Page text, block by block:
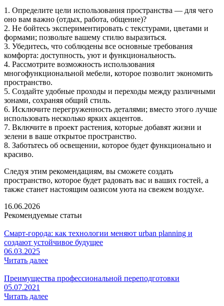
1. Определите цели использования пространства — для чего
оно вам важно (отдых, работа, общение)?
2. Не бойтесь экспериментировать с текстурами, цветами и
формами; позвольте вашему стилю выразиться.
3. Убедитесь, что соблюдены все основные требования
комфорта: доступность, уют и функциональность.
4. Рассмотрите возможность использования
многофункциональной мебели, которое позволит экономить
пространство.
5. Создайте удобные проходы и переходы между различными
зонами, сохраняя общий стиль.
6. Исключите перегруженность деталями; вместо этого лучше
использовать несколько ярких акцентов.
7. Включите в проект растения, которые добавят жизни и
зелени в ваше открытое пространство.
8. Заботьтесь об освещении, которое будет функционально и
красиво.
Следуя этим рекомендациям, вы сможете создать
пространство, которое будет радовать вас и ваших гостей, а
также станет настоящим оазисом уюта на свежем воздухе.
16.06.2026
Рекомендуемые статьи
Смарт-города: как технологии меняют urban planning и
создают устойчивое будущее
06.03.2025
Читать далее
Преимущества профессиональной переподготовки
05.07.2021
Читать далее